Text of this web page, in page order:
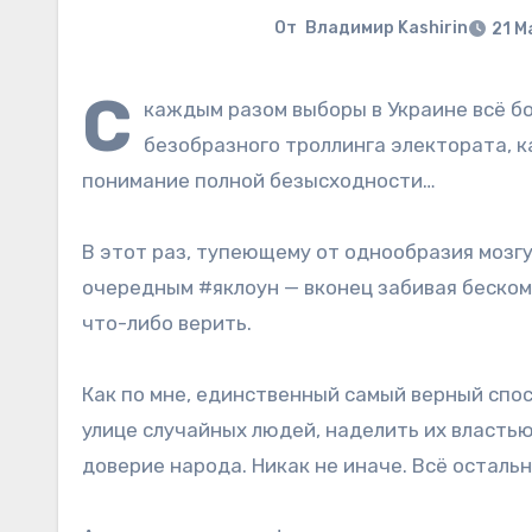
От Владимир Kashirin 21
С
каждым разом выборы в Украине всё
безобразного троллинга электората,
понимание полной безысходности…
В этот раз, тупеющему от однообразия
очередным #яклоун — вконец забивая
что-либо верить.
Как по мне, единственный самый верный
улице случайных людей, наделить их
доверие народа. Никак не иначе. Всё